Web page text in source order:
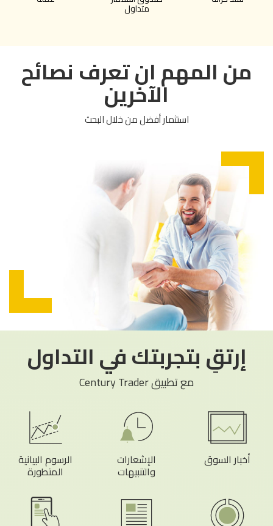
متداول
من المهم ان تعرف نصائح
الآخرين
استثمار أفضل من خلال البحث
إرتقِ بتجربتك في التداول
مع تطبيق Century Trader
أخبار السوق الإشعارات
والتنبيهات
الرسوم البيانية
المتطورة